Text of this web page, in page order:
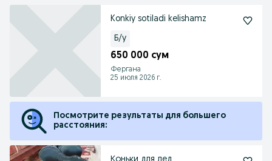
Konkiy sotiladi kelishamz
Б/у
650 000 сум
Фергана
25 июля 2026 г.
Посмотрите результаты для большего
расстояния: